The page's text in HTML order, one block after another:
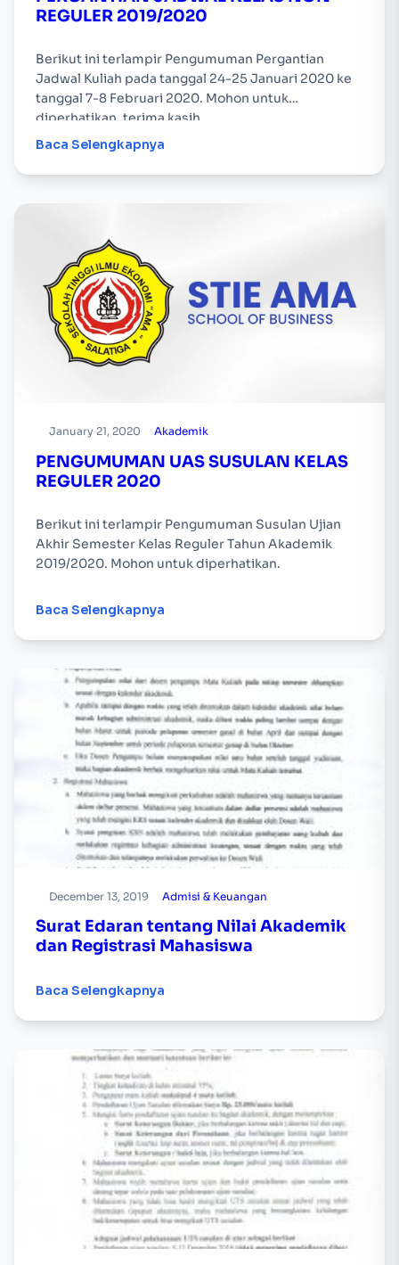
REGULER 2019/2020
Berikut ini terlampir Pengumuman Pergantian
Jadwal Kuliah pada tanggal 24-25 Januari 2020 ke
tanggal 7-8 Februari 2020. Mohon untuk
diperhatikan, terima kasih.
Baca Selengkapnya
January 21, 2020 Akademik
PENGUMUMAN UAS SUSULAN KELAS
REGULER 2020
Berikut ini terlampir Pengumuman Susulan Ujian
Akhir Semester Kelas Reguler Tahun Akademik
2019/2020. Mohon untuk diperhatikan.
Baca Selengkapnya
December 13, 2019 Admisi & Keuangan
Surat Edaran tentang Nilai Akademik
dan Registrasi Mahasiswa
Baca Selengkapnya